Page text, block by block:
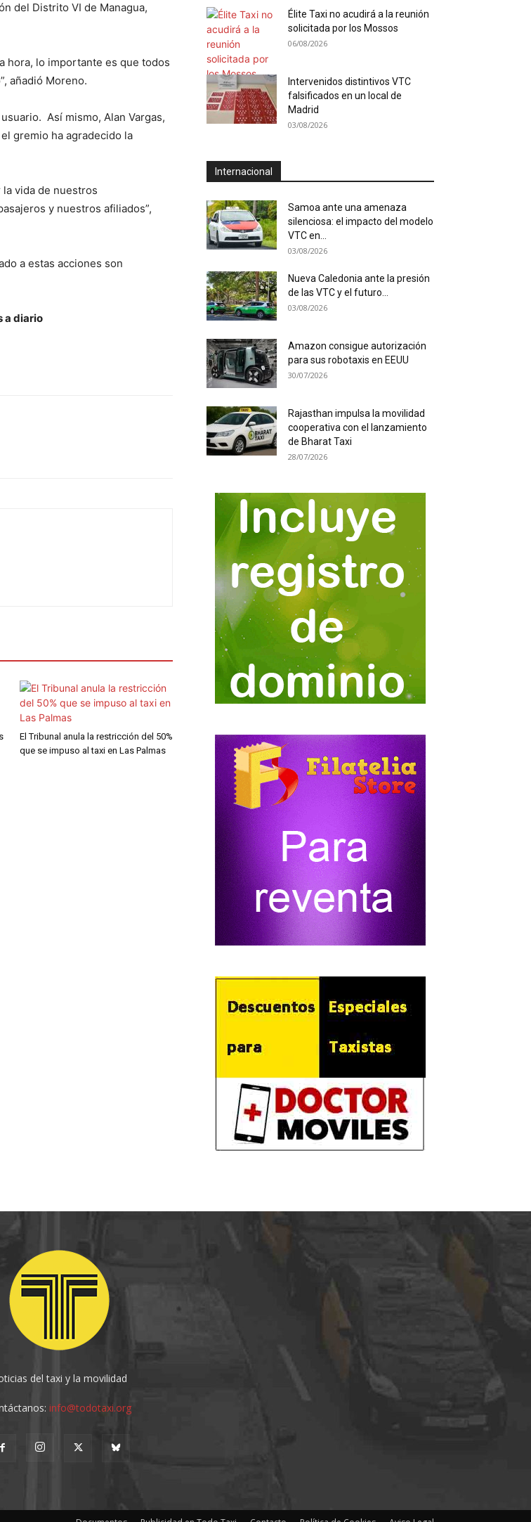
del Distrito VI de Managua,
hora, lo importante es que todos
añadió Moreno.
Así mismo, Alan Vargas,
gremio ha agradecido la
vida de nuestros
y nuestros afiliados”,
a estas acciones son
a diario
El Tribunal anula la restricción del 50%
que se impuso al taxi en Las Palmas
Élite Taxi no acudirá a la reunión
solicitada por los Mossos
06/08/2026
Intervenidos distintivos VTC
falsificados en un local de
Madrid
03/08/2026
Internacional
Samoa ante una amenaza
silenciosa: el impacto del modelo
VTC en...
03/08/2026
Nueva Caledonia ante la presión
de las VTC y el futuro...
03/08/2026
Amazon consigue autorización
para sus robotaxis en EEUU
30/07/2026
Rajasthan impulsa la movilidad
cooperativa con el lanzamiento
de Bharat Taxi
28/07/2026
del taxi y la movilidad
info@todotaxi.org